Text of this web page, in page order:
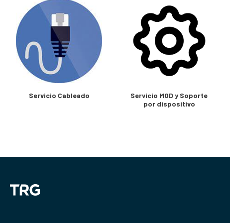
Servicio Cableado
Servicio MOD y Soporte
por dispositivo